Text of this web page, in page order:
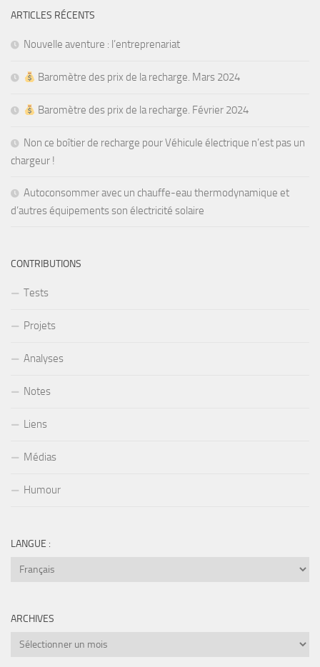
ARTICLES RÉCENTS
Nouvelle aventure : l’entreprenariat
Baromètre des prix de la recharge. Mars 2024
Baromètre des prix de la recharge. Février 2024
Non ce boîtier de recharge pour Véhicule électrique n’est pas un
chargeur !
Autoconsommer avec un chauffe-eau thermodynamique et
d’autres équipements son électricité solaire
CONTRIBUTIONS
Tests
Projets
Analyses
Notes
Liens
Médias
Humour
LANGUE :
ARCHIVES
Archives